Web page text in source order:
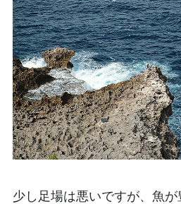
少し足場は悪いですが、魚